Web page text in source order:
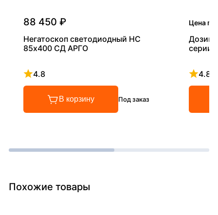
88 450 ₽
Негатоскоп светодиодный НС
85х400 СД АРГО
4.8
Рейтинг 4.8 из 5
В корзину Под заказ
Цена по
серии
4.8
Похожие товары